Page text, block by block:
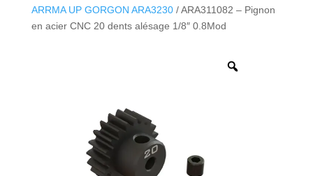
ARRMA UP GORGON ARA3230/ ARA311082 – Pignon
en acier CNC 20 dents alésage 1/8″ 0.8Mod